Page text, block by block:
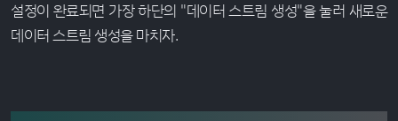
설정이 완료되면 가장 하단의 "데이터 스트림 생성"을 눌러 새로운
데이터 스트림 생성을 마치자.